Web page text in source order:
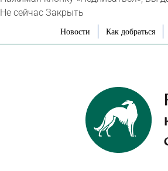
Не сейчас Закрыть
Новости Как добраться